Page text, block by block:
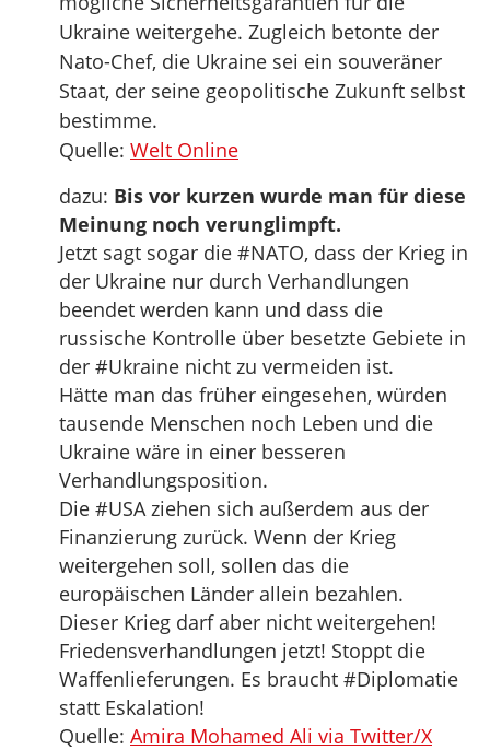
Ukraine weitergehe. Zugleich betonte der
Nato-Chef, die Ukraine sei ein souveräner
Staat, der seine geopolitische Zukunft selbst
bestimme.
Quelle: Welt Online
dazu: Bis vor kurzen wurde man für diese
Meinung noch verunglimpft.
Jetzt sagt sogar die #NATO, dass der Krieg in
der Ukraine nur durch Verhandlungen
beendet werden kann und dass die
russische Kontrolle über besetzte Gebiete in
der #Ukraine nicht zu vermeiden ist.
Hätte man das früher eingesehen, würden
tausende Menschen noch Leben und die
Ukraine wäre in einer besseren
Verhandlungsposition.
Die #USA ziehen sich außerdem aus der
Finanzierung zurück. Wenn der Krieg
weitergehen soll, sollen das die
europäischen Länder allein bezahlen.
Dieser Krieg darf aber nicht weitergehen!
Friedensverhandlungen jetzt! Stoppt die
Waffenlieferungen. Es braucht #Diplomatie
statt Eskalation!
Quelle: Amira Mohamed Ali via Twitter/X